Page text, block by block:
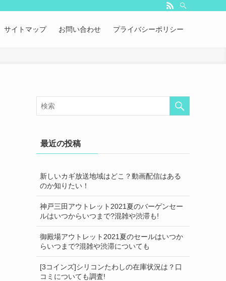
サイトマップ お問い合わせ プライバシーポリシー
最近の投稿
新しいカギ放送地域はどこ？動画配信はある
のか知りたい！
神戸三田アウトレット2021夏のバーゲンセー
ルはいつからいつまで?混雑や渋滞も!
御殿場アウトレット2021夏のセールはいつか
らいつまで?混雑や渋滞についても
[3コインズ]シリコンたわしの在庫状況は？口
コミについても調査!